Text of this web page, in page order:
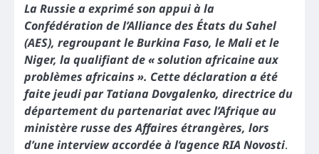
La Russie a exprimé son appui à la
Confédération de l’Alliance des États du Sahel
(AES), regroupant le Burkina Faso, le Mali et le
Niger, la qualifiant de « solution africaine aux
problèmes africains ». Cette déclaration a été
faite jeudi par Tatiana Dovgalenko, directrice du
département du partenariat avec l’Afrique au
ministère russe des Affaires étrangères, lors
d’une interview accordée à l’agence RIA Novosti.